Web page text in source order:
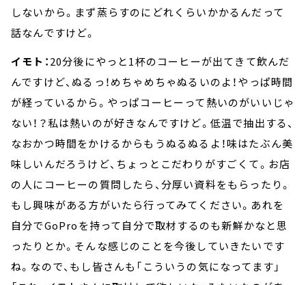
しないから。まず蒸らすのにどれくらいかかるんだって
話なんですけど。
イモト：20分後にやっと1杯のコーヒーが出てきて飲んだ
んですけど、ぬるっ！めちゃめちゃぬるいのよ！やっぱ時間
が経っているから。やっぱコーヒーって熱いのがいいじゃ
ない！？私は熱いのが好きなんですけど。低温で抽出する、
なおかつ時間をかけるからもうぬるぬるよ！味はたぶん美
味しいんだろうけど、ちょっとこだわりがすごくて。お店
の人にコーヒーの質問したら、分厚い資料をもらったり。
もし興味がある方がいたら行ってみてください。あれを
自分でGoProを持って自分で取材するのも新鮮かなと思
ったりとか。そんな感じのことを今後していきたいです
ね。なので、もし皆さんも「こういうの気になってます」